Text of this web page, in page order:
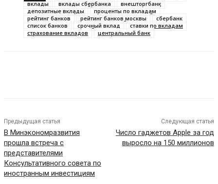
вклады
вклады сбербанка
внешторгбанк
депозитные вклады
проценты по вкладам
рейтинг банков
рейтинг банков москвы
сбербанк
список банков
срочный вклад
ставки по вкладам
страхование вкладов
центральный банк
Предыдущая статья
В Минэкономразвития
прошла встреча с
представителями
Консультативного совета по
иностранным инвестициям
Следующая статья
Число гаджетов Apple за год
выросло на 150 миллионов